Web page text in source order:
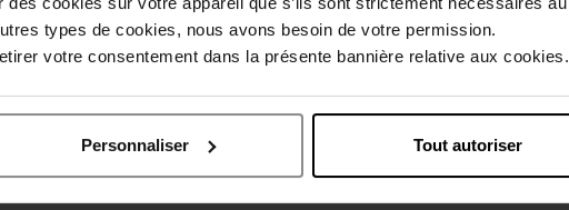
types de cookies, nous avons besoin de votre permission.
votre consentement dans la présente bannière relative aux cookies.
Personnaliser Tout autoriser
quelque chose ?